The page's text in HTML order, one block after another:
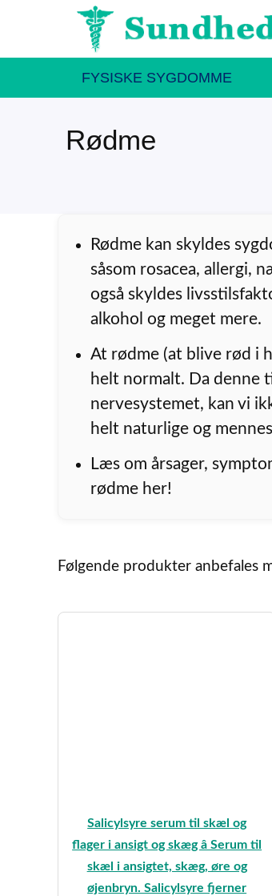
indhold
FYSISKE SYGDOMME
Rødme
Rødme kan skyldes
såsom rosacea, allergi,
også skyldes
alkohol og meget mere.
At rødme (at blive rød i
helt normalt. Da denne
nervesystemet, kan vi
helt naturlige og
Læs om årsager,
rødme her!
Følgende produkter anbefales
Salicylsyre serum til skæl og
flager i ansigt og skæg â Serum til
skæl i ansigtet, skæg, øre og
øjenbryn. Salicylsyre fjerner